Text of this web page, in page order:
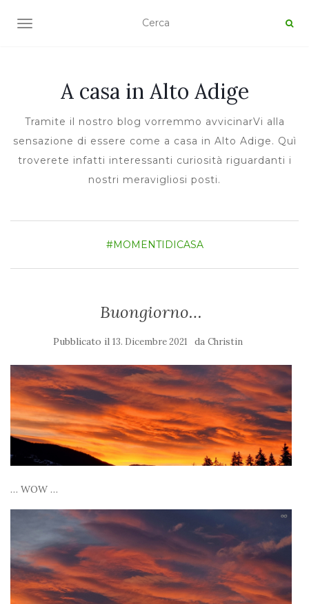
TOGGLE NAVIGATION
A casa in Alto Adige
Tramite il nostro blog vorremmo avvicinarVi alla
sensazione di essere come a casa in Alto Adige. Quì
troverete infatti interessanti curiosità riguardanti i
nostri meravigliosi posti.
#MOMENTIDICASA
Buongiorno…
Pubblicato il 13. Dicembre 2021 da Christin
… WOW …